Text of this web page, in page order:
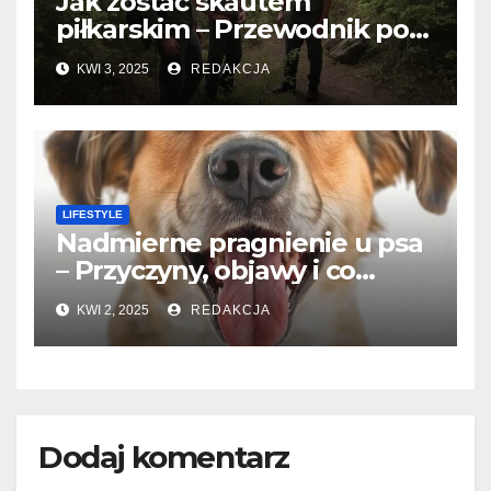
piłkarskim – Przewodnik po
świecie odkrywców talentów
KWI 3, 2025 REDAKCJA
LIFESTYLE
Nadmierne pragnienie u psa
– Przyczyny, objawy i co
robić?
KWI 2, 2025 REDAKCJA
Dodaj komentarz